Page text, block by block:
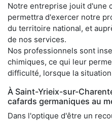
Notre entreprise jouit d'une
permettra d'exercer notre
du territoire national, et
de nos services.
Nos professionnels sont
chimiques, ce qui leur
difficulté, lorsque la
À Saint-Yrieix-sur-
cafards germaniques au
Dans l'optique d'être un